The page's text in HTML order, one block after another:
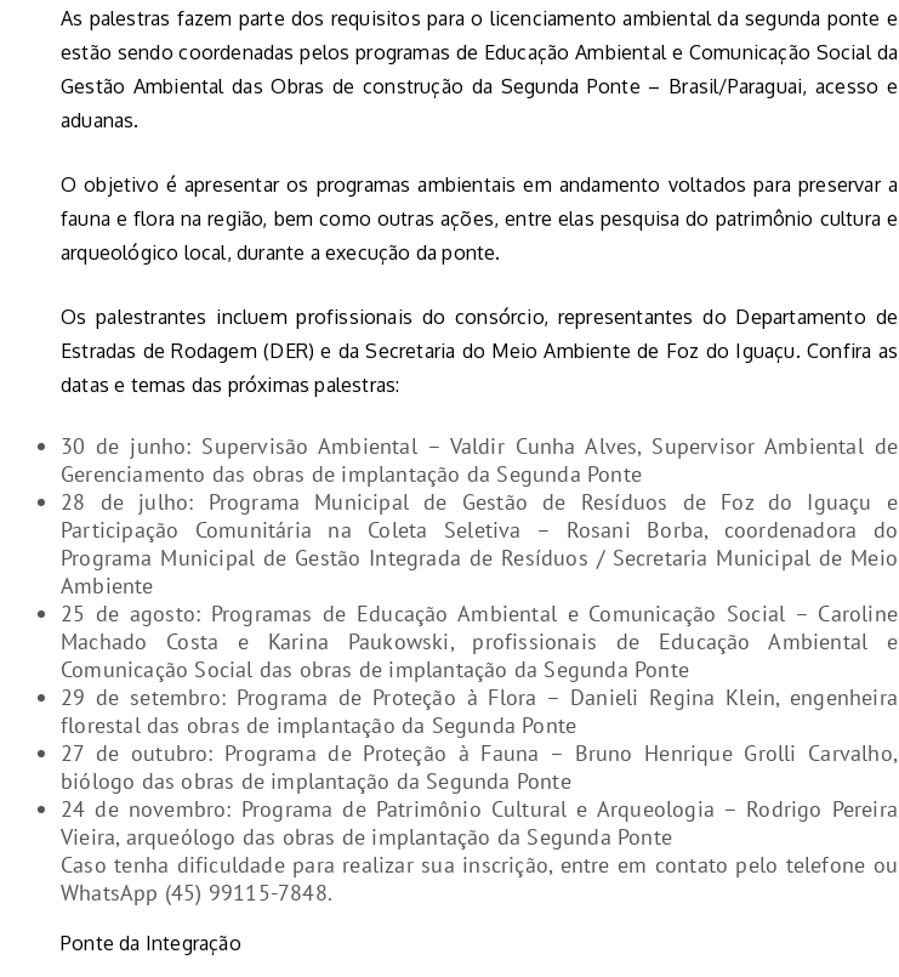
As palestras fazem parte dos requisitos para o licenciamento ambiental da segunda ponte e
estão sendo coordenadas pelos programas de Educação Ambiental e Comunicação Social da
Gestão Ambiental das Obras de construção da Segunda Ponte – Brasil/Paraguai, acesso e
aduanas.
O objetivo é apresentar os programas ambientais em andamento voltados para preservar a
fauna e flora na região, bem como outras ações, entre elas pesquisa do patrimônio cultura e
arqueológico local, durante a execução da ponte.
Os palestrantes incluem profissionais do consórcio, representantes do Departamento de
Estradas de Rodagem (DER) e da Secretaria do Meio Ambiente de Foz do Iguaçu. Confira as
datas e temas das próximas palestras:
30 de junho: Supervisão Ambiental – Valdir Cunha Alves, Supervisor Ambiental de
Gerenciamento das obras de implantação da Segunda Ponte
28 de julho: Programa Municipal de Gestão de Resíduos de Foz do Iguaçu e
Participação Comunitária na Coleta Seletiva – Rosani Borba, coordenadora do
Programa Municipal de Gestão Integrada de Resíduos / Secretaria Municipal de Meio
Ambiente
25 de agosto: Programas de Educação Ambiental e Comunicação Social – Caroline
Machado Costa e Karina Paukowski, profissionais de Educação Ambiental e
Comunicação Social das obras de implantação da Segunda Ponte
29 de setembro: Programa de Proteção à Flora – Danieli Regina Klein, engenheira
florestal das obras de implantação da Segunda Ponte
27 de outubro: Programa de Proteção à Fauna – Bruno Henrique Grolli Carvalho,
biólogo das obras de implantação da Segunda Ponte
24 de novembro: Programa de Patrimônio Cultural e Arqueologia – Rodrigo Pereira
Vieira, arqueólogo das obras de implantação da Segunda Ponte
Caso tenha dificuldade para realizar sua inscrição, entre em contato pelo telefone ou
WhatsApp (45) 99115-7848.
Ponte da Integração